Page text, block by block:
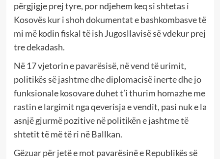
përgjigje prej tyre, por ndjehem keq si shtetas i
Kosovës kur i shoh dokumentat e bashkombasve të
mi më kodin fiskal të ish Jugosllavisë së vdekur prej
tre dekadash.
Në 17 vjetorin e pavarësisë, në vend të urimit,
politikës së jashtme dhe diplomacisë inerte dhe jo
funksionale kosovare duhet t’i thurim homazhe me
rastin e largimit nga qeverisja e vendit, pasi nuk e la
asnjë gjurmë pozitive në politikën e jashtme të
shtetit të më të ri në Ballkan.
Gëzuar për jetë e mot pavarësinë e Republikës së